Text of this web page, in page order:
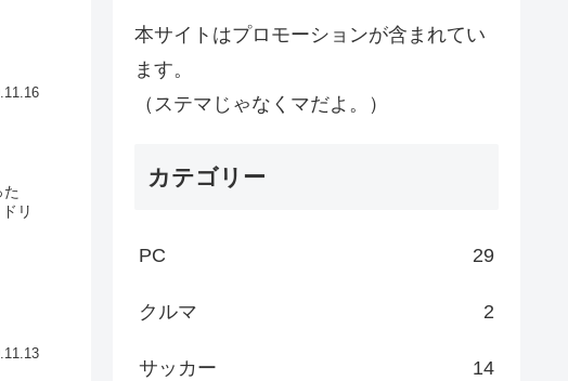
リ
本サイトはプロモーションが含まれてい
ます。
（ステマじゃなくマだよ。）
カテゴリー
PC 29
クルマ 2
サッカー 14